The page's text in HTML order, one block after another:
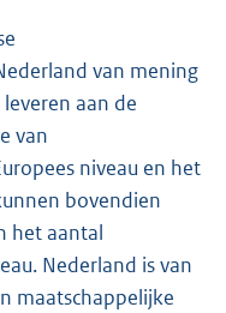
van mening
aan de
van
niveau en het
bovendien
het aantal
Nederland is van
maatschappelijke